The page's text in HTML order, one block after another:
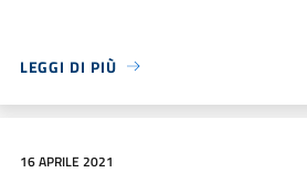
LEGGI DI PIÙ
16 APRILE 2021